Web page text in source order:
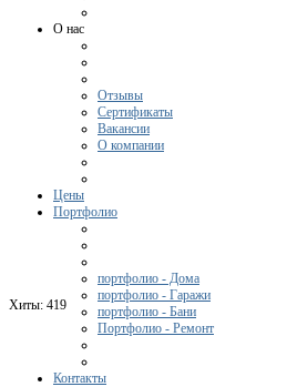
О нас
Отзывы
Сертификаты
Вакансии
О компании
Цены
Портфолио
портфолио - Дома
портфолио - Гаражи
портфолио - Бани
Портфолио - Ремонт
Контакты
Хиты: 419